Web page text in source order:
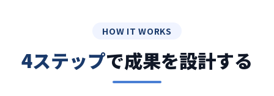
HOW IT WORKS
4ステップで成果を設計する